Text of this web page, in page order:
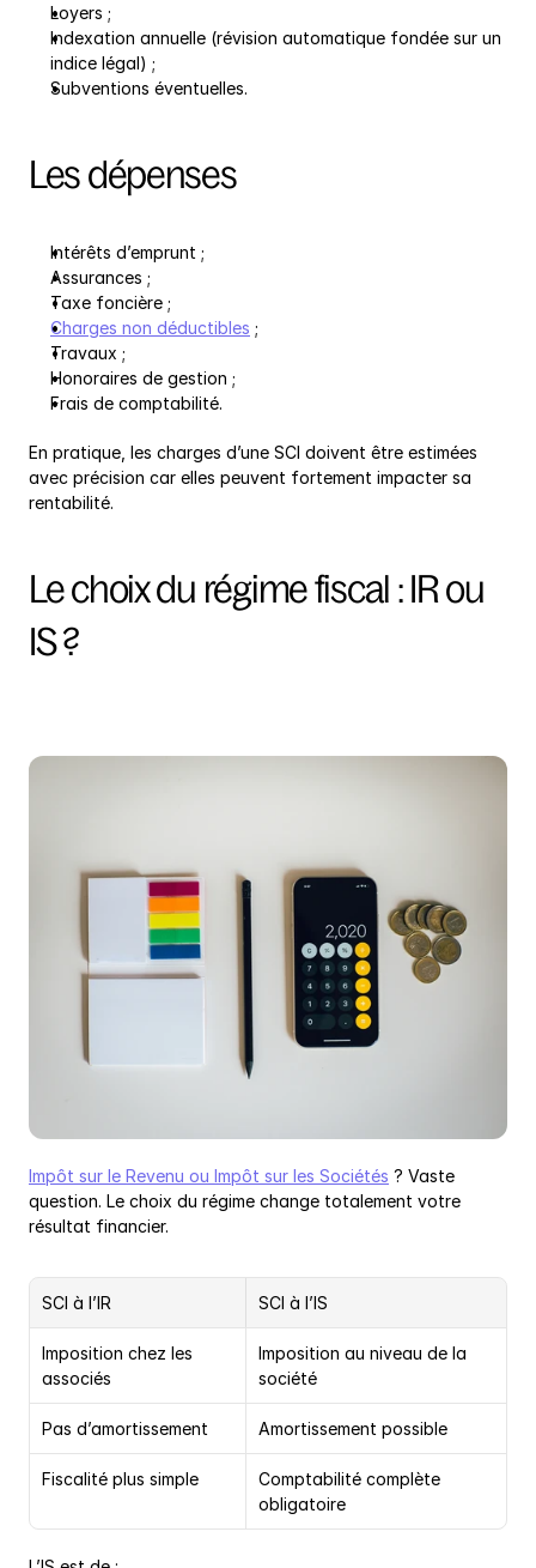
Loyers ;
Indexation annuelle (révision automatique fondée sur un
indice légal) ;
Subventions éventuelles.
Les dépenses
Intérêts d’emprunt ;
Assurances ;
Taxe foncière ;
Charges non déductibles ;
Travaux ;
Honoraires de gestion ;
Frais de comptabilité.
En pratique, les charges d’une SCI doivent être estimées
avec précision car elles peuvent fortement impacter sa
rentabilité.
Le choix du régime fiscal : IR ou
IS ?
Impôt sur le Revenu ou Impôt sur les Sociétés ? Vaste
question. Le choix du régime change totalement votre
résultat financier.
SCI à l’IR SCI à l’IS
Imposition chez les
associés
Imposition au niveau de la
société
Pas d’amortissement Amortissement possible
Fiscalité plus simple
Comptabilité complète
obligatoire